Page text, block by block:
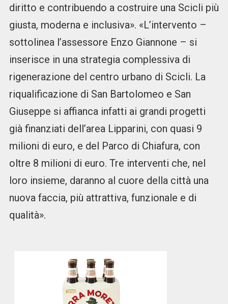
diritto e contribuendo a costruire una Scicli più
giusta, moderna e inclusiva». «L’intervento –
sottolinea l’assessore Enzo Giannone – si
inserisce in una strategia complessiva di
rigenerazione del centro urbano di Scicli. La
riqualificazione di San Bartolomeo e San
Giuseppe si affianca infatti ai grandi progetti
già finanziati dell’area Lipparini, con quasi 9
milioni di euro, e del Parco di Chiafura, con
oltre 8 milioni di euro. Tre interventi che, nel
loro insieme, daranno al cuore della città una
nuova faccia, più attrattiva, funzionale e di
qualità».